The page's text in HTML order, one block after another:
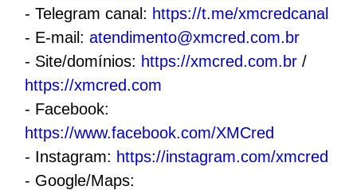
- Telegram canal: https://t.me/xmcredcanal
- E-mail: atendimento@xmcred.com.br
- Site/domínios: https://xmcred.com.br /
https://xmcred.com
- Facebook:
https://www.facebook.com/XMCred
- Instagram: https://instagram.com/xmcred
- Google/Maps: